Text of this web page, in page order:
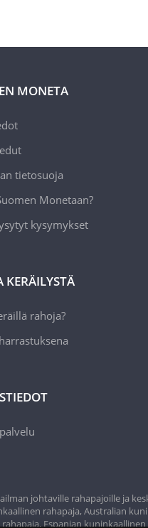
MONETA
tietosuoja
Monetaan?
kysymykset
KERÄILYSTÄ
rahoja?
johtaville rahapajoille ja
rahapaja, Australian
Espanjan